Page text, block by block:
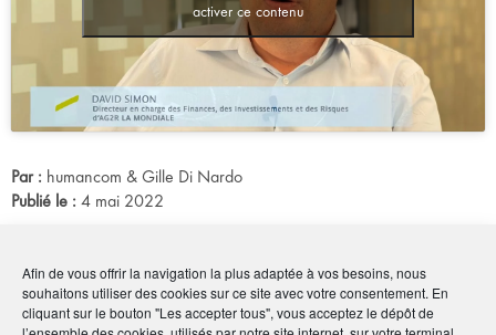
Afin de vous offrir la navigation la plus adaptée à vos besoins, nous
souhaitons utiliser des cookies sur ce site avec votre consentement. En
cliquant sur le bouton "Les accepter tous", vous acceptez le dépôt de
activer ce contenu
Par : humancom & Gille Di Nardo
Publié le : 4 mai 2022
Imprimer